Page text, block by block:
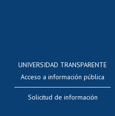
UNIVERSIDAD TRANSPARENTE
Acceso a información pública
Solicitud de información